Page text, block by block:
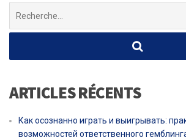
ARTICLES RÉCENTS
Как осознанно играть и выигрывать:
возможностей ответственного